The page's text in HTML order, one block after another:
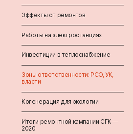
Эффекты от ремонтов
Работы на электростанциях
Инвестиции в теплоснабжение
Зоны ответственности: РСО, УК,
власти
Когенерация для экологии
Итоги ремонтной кампании СГК —
2020